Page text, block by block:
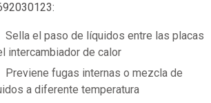
Sella el paso de líquidos entre las placas
intercambiador de calor
Previene fugas internas o mezcla de
a diferente temperatura